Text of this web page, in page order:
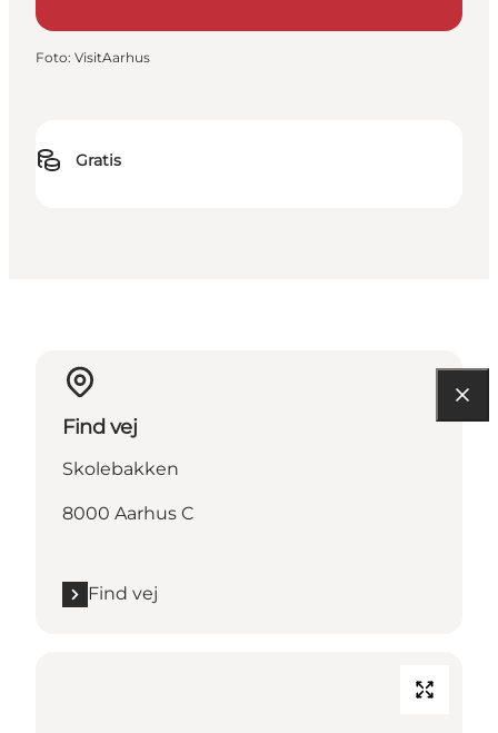
Gratis
Foto: VisitAarhus
Find vej
Skolebakken
8000 Aarhus C
Find vej